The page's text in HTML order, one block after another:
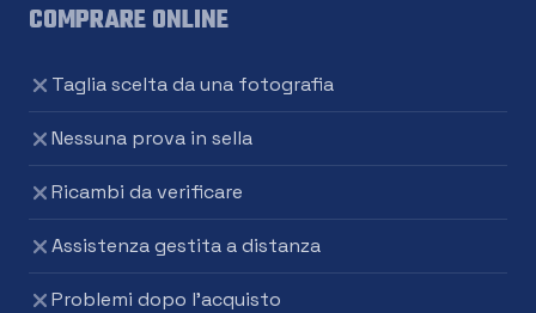
COMPRARE ONLINE
Taglia scelta da una fotografia
Nessuna prova in sella
Ricambi da verificare
Assistenza gestita a distanza
Problemi dopo l'acquisto